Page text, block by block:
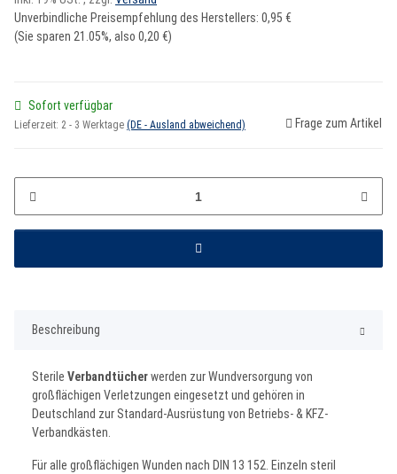
Unverbindliche Preisempfehlung des Herstellers: 0,95 €
(Sie sparen 21.05%, also 0,20 €)
Sofort verfügbar
Lieferzeit: 2 - 3 Werktage (DE - Ausland abweichend) Frage zum Artikel
Beschreibung
Sterile Verbandtücherwerden zur Wundversorgung von
großflächigen Verletzungen eingesetzt und gehören in
Deutschland zur Standard-Ausrüstung von Betriebs- & KFZ-
Verbandkästen.
Für alle großflächigen Wunden nach DIN 13 152. Einzeln steril